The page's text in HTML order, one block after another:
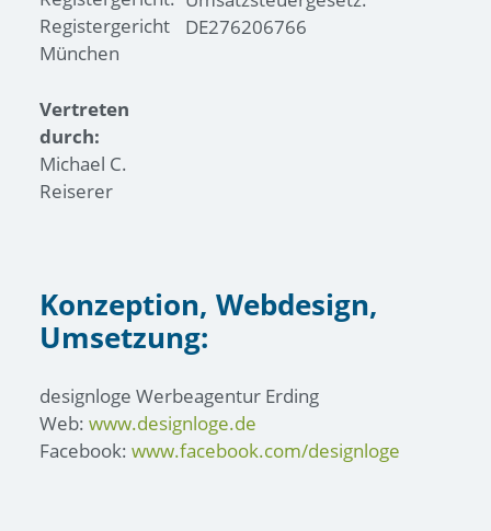
Registergericht
München
Vertreten
durch:
Michael C.
Reiserer
DE276206766
Konzeption, Webdesign,
Umsetzung:
designloge Werbeagentur Erding
Web: www.designloge.de
Facebook: www.facebook.com/designloge